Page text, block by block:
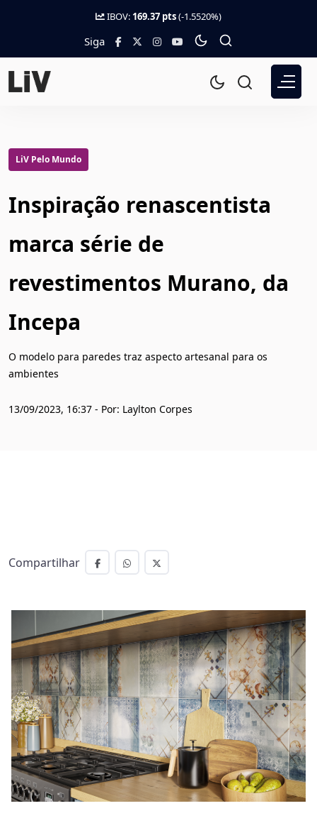
IBOV: 169.37 pts(-1.5520%)
Siga
LiV Pelo Mundo
Inspiração renascentista
marca série de
revestimentos Murano, da
Incepa
O modelo para paredes traz aspecto artesanal para os
ambientes
13/09/2023, 16:37 - Por: Laylton Corpes
Compartilhar